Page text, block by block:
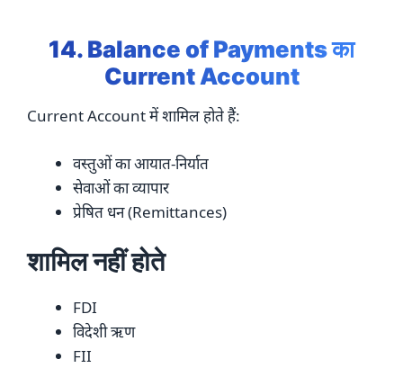
14. Balance of Payments का
Current Account
Current Account में शामिल होते हैं:
वस्तुओं का आयात-निर्यात
सेवाओं का व्यापार
प्रेषित धन (Remittances)
शामिल नहीं होते
FDI
विदेशी ऋण
FII